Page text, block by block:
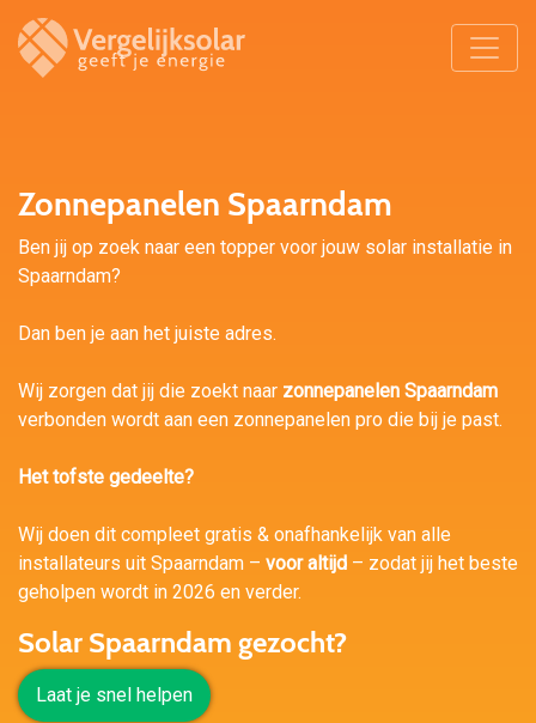
Zonnepanelen Spaarndam
Ben jij op zoek naar een topper voor jouw solar installatie in
Spaarndam?
Dan ben je aan het juiste adres.
Wij zorgen dat jij die zoekt naar zonnepanelen Spaarndam
verbonden wordt aan een zonnepanelen pro die bij je past.
Het tofste gedeelte?
Wij doen dit compleet gratis & onafhankelijk van alle
installateurs uit Spaarndam – voor altijd – zodat jij het beste
geholpen wordt in 2026 en verder.
Solar Spaarndam gezocht?
Laat je snel helpen